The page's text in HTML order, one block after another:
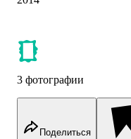
3 фотографии
Поделиться